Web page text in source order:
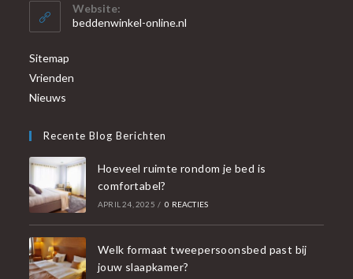
Website:
beddenwinkel-online.nl
Sitemap
Vrienden
Nieuws
Recente Blog Berichten
Hoeveel ruimte rondom je bed is
comfortabel?
APRIL 24, 2025 / 0 REACTIES
Welk formaat tweepersoonsbed past bij
jouw slaapkamer?